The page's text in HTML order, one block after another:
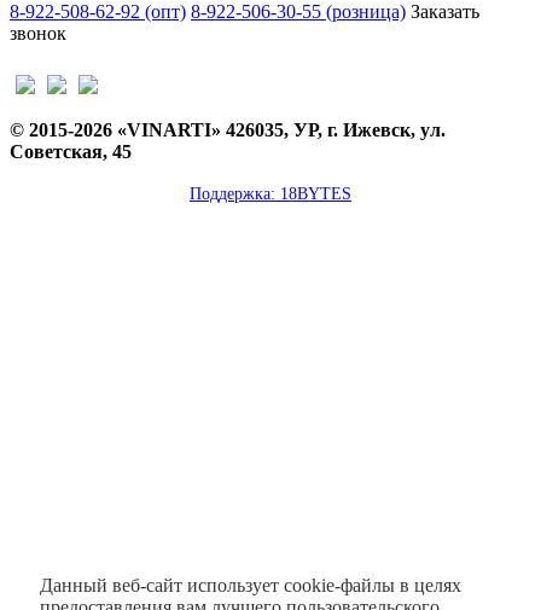
8-922-508-62-92 (опт) 8-922-506-30-55 (розница) Заказать
звонок
© 2015-2026 «VINARTI» 426035, УР, г. Ижевск, ул.
Советская, 45
Поддержка: 18BYTES
Данный веб-сайт использует cookie-файлы в целях